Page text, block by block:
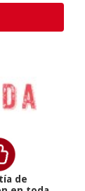
de